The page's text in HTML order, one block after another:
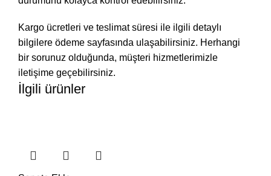
Kargo ücretleri ve teslimat süresi ile ilgili detaylı
bilgilere ödeme sayfasında ulaşabilirsiniz. Herhangi
bir sorunuz olduğunda, müşteri hizmetlerimizle
iletişime geçebilirsiniz.
İlgili ürünler